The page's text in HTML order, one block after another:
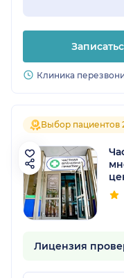
Клиника
Выбор пациентов
Лицензия